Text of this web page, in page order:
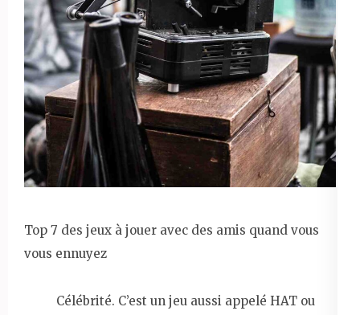
Top 7 des jeux à jouer avec des amis quand vous
vous ennuyez
Célébrité. C’est un jeu aussi appelé HAT ou